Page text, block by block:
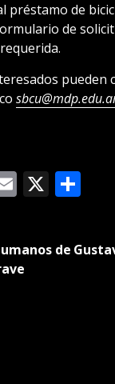
préstamo de
de
pueden
Email
X
de